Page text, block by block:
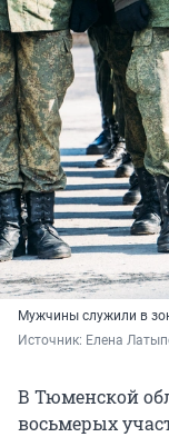
Мужчины служили в
Источник: Елена
В Тюменской
восьмерых